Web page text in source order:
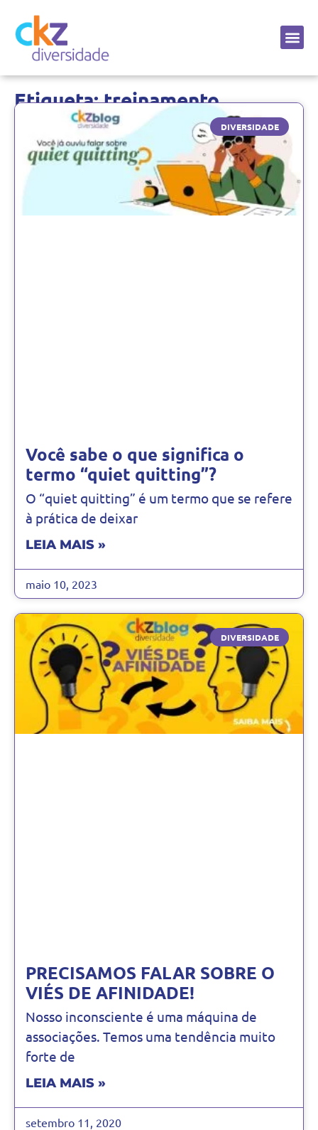
Etiqueta: treinamento
DIVERSIDADE
Você sabe o que significa o
termo “quiet quitting”?
O “quiet quitting” é um termo que se refere
à prática de deixar
LEIA MAIS »
maio 10, 2023
DIVERSIDADE
PRECISAMOS FALAR SOBRE O
VIÉS DE AFINIDADE!
Nosso inconsciente é uma máquina de
associações. Temos uma tendência muito
forte de
LEIA MAIS »
setembro 11, 2020